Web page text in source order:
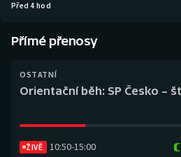
Biatlon
Boby a skeleton
Box
Dostihy
Aplikace ČT sport
AZ kvíz
Před 4 hod
Přímé přenosy
OSTATNÍ
Orientační běh: SP Česko –
ŽIVĚ 10:50-15:00